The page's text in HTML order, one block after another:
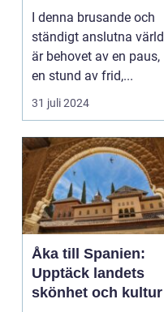
I denna brusande och
ständigt anslutna värld
är behovet av en paus,
en stund av frid,...
31 juli 2024
Åka till Spanien:
Upptäck landets
skönhet och kultur